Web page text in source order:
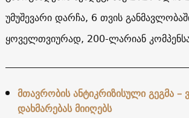
უმუშევარი დარჩა, 6 თვის
ყოველთვიურად, 200-ლარიან
მთავრობის ანტიკრიზისული გეგმა –
დახმარებას მიიღებს